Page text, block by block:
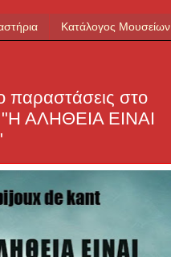
Κατάλογος Μουσείων
παραστάσεις στο
"Η ΑΛΗΘΕΙΑ ΕΙΝΑΙ